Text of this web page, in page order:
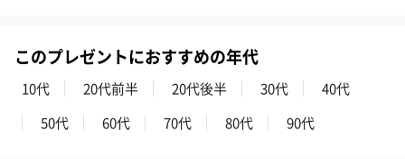
このプレゼントにおすすめの年代
10代 20代前半 20代後半 30代
40代
50代
60代 70代 80代 90代